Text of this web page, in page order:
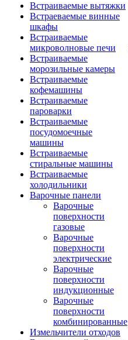
Встраиваемые вытяжки
Встраеваемые винные
шкафы
Встраиваемые
микроволновые печи
Встраиваемые
морозильные камеры
Встраиваемые
кофемашины
Встраиваемые
пароварки
Встраиваемые
посудомоечные
машины
Встраиваемые
стиральные машины
Встраиваемые
холодильники
Варочные панели
Варочные
поверхности
газовые
Варочные
поверхности
электрические
Варочные
поверхности
индукционные
Варочные
поверхности
комбинированные
Измельчители отходов